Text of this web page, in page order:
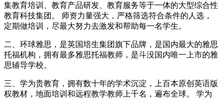
集教育培训、教育产品研发、教育服务等于一体的大型综合性
教育科技集团。 师资力量强大，严格筛选符合条件的人选，
定期做培训，尽最大努力去激发和帮助每一名学生。
二、环球雅思，是英国培生集团旗下品牌，是国内最大的雅思
托福机构，拥有最多雅思托福教师，是斗没国内唯一上市的雅
思辅导学校。
三、学为贵教育，拥有数十年的学术沉淀，上百本原创英语版
权教材，地面培训和远程教学教师上千名，遍布全球。 学为